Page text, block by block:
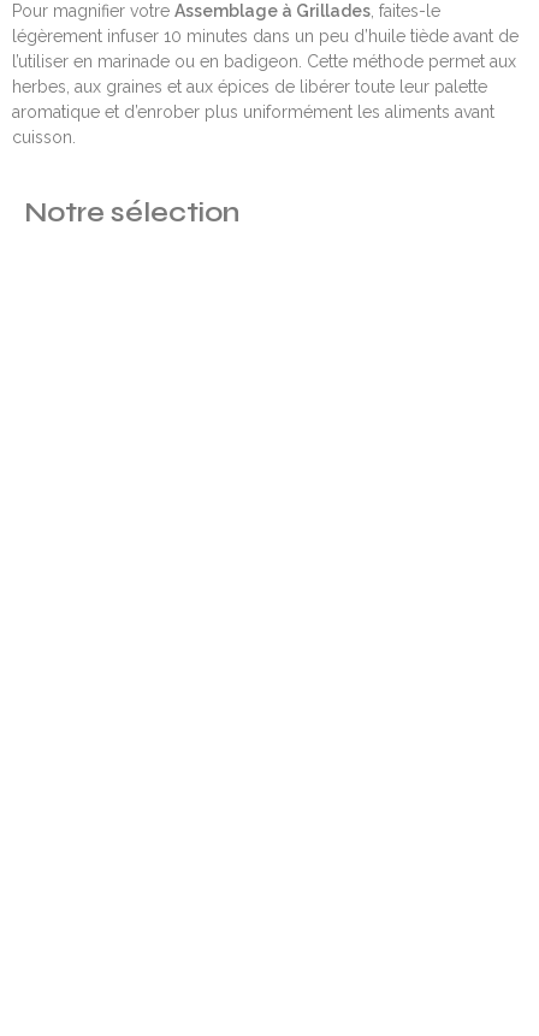
Pour magnifier votre Assemblage à Grillades , faites-le
légèrement infuser 10 minutes dans un peu d’huile tiède avant de
l’utiliser en marinade ou en badigeon. Cette méthode permet aux
herbes, aux graines et aux épices de libérer toute leur palette
aromatique et d’enrober plus uniformément les aliments avant
cuisson.
Notre sélection